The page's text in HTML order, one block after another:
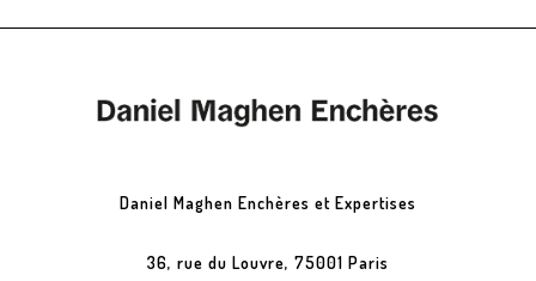
Daniel Maghen Enchères et Expertises
36, rue du Louvre, 75001 Paris